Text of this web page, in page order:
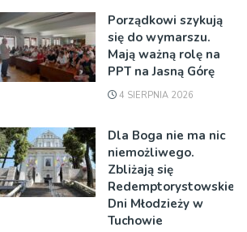
Porządkowi szykują
się do wymarszu.
Mają ważną rolę na
PPT na Jasną Górę
4 SIERPNIA 2026
Dla Boga nie ma nic
niemożliwego.
Zbliżają się
Redemptorystowskie
Dni Młodzieży w
Tuchowie